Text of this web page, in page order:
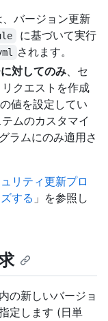
バージョン更新
に基づいて実行
されます。
対してのみ、セ
クエストを作成
の値を設定してい
ムのカスタマイ
ラムにのみ適用さ
リティ更新プロ
する 」を参照し
の新しいバージョ
定します (日単